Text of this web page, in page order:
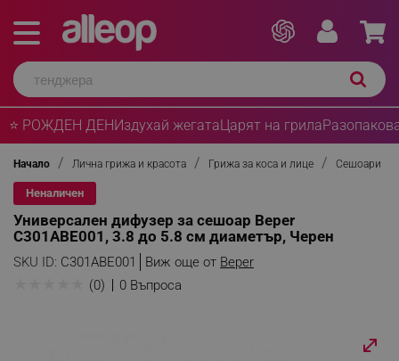
⭐ РОЖДЕН ДЕНИздухай жегатаЦарят на грила
Начало Лична грижа и красота Грижа за коса и лице Сешоари
Неналичен
Универсален дифузер за сешоар Beper
C301ABE001, 3.8 до 5.8 см диаметър, Черен
SKU ID: C301ABE001 Виж още от Beper
(0) 0 Въпроса